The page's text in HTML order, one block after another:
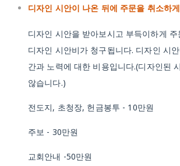
디자인 시안이 나온 뒤에 주문을 취소하
디자인 시안을 받아보시고 부득이하게
디자인 시안비가 청구됩니다. 디자인 시
간과 노력에 대한 비용입니다.(디자인된
않습니다.)
전도지, 초청장, 헌금봉투 - 10만원
주보 - 30만원
교회안내 -50만원